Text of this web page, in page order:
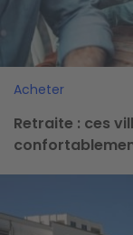
Acheter
Retraite : ces